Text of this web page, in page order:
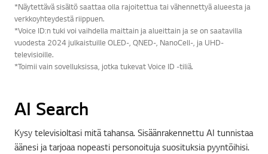
*Näytettävä sisältö saattaa olla rajoitettua tai vähennettyä alueesta ja
verkkoyhteydestä riippuen.
*Voice ID:n tuki voi vaihdella maittain ja alueittain ja se on saatavilla
vuodesta 2024 julkaistuille OLED-, QNED-, NanoCell-, ja UHD-
televisioille.
*Toimii vain sovelluksissa, jotka tukevat Voice ID -tiliä.
AI Search
Kysy televisioltasi mitä tahansa. Sisäänrakennettu AI tunnistaa
äänesi ja tarjoaa nopeasti personoituja suosituksia pyyntöihisi.